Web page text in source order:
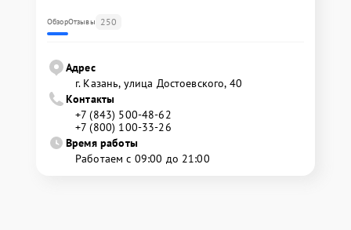
ОбзорОтзывы 250
Адрес
г. Казань, улица Достоевского, 40
Контакты
+7 (843) 500-48-62
+7 (800) 100-33-26
Время работы
Работаем с 09:00 до 21:00